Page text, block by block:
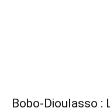
Bobo-Dioulasso :